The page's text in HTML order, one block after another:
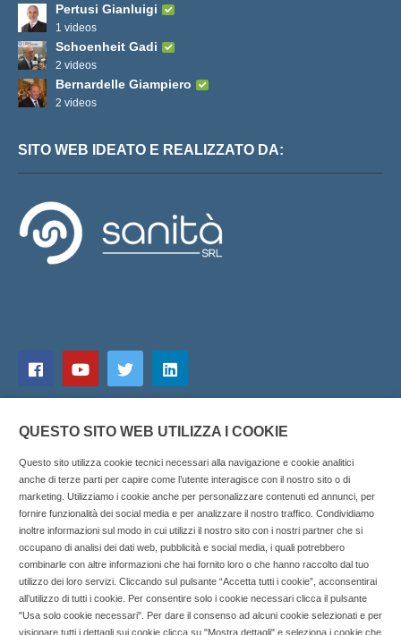
Pertusi Gianluigi
1 videos
Schoenheit Gadi
2 videos
Bernardelle Giampiero
2 videos
SITO WEB IDEATO E REALIZZATO DA:
Copyright © 2025 SOCIALFARMA - La piattaforma web per i
professionisti della farmacia. Tutti i diritti riservati.
Socialfarma.it è un marchio di Sanità S.r.l. Largo San
Francesco, 19 - 73041 Carmiano (LE) - Tel: 0832.093720 Cell:
QUESTO SITO WEB UTILIZZA I COOKIE
Questo sito utilizza cookie tecnici necessari alla navigazione e cookie analitici
anche di terze parti per capire come l’utente interagisce con il nostro sito o di
marketing. Utilizziamo i cookie anche per personalizzare contenuti ed annunci, per
fornire funzionalità dei social media e per analizzare il nostro traffico. Condividiamo
inoltre informazioni sul modo in cui utilizzi il nostro sito con i nostri partner che si
occupano di analisi dei dati web, pubblicità e social media, i quali potrebbero
combinarle con altre informazioni che hai fornito loro o che hanno raccolto dal tuo
utilizzo dei loro servizi. Cliccando sul pulsante “Accetta tutti i cookie”, acconsentirai
all’utilizzo di tutti i cookie. Per consentire solo i cookie necessari clicca il pulsante
"Usa solo cookie necessari". Per dare il consenso ad alcuni cookie selezionati e per
visionare tutti i dettagli sui cookie clicca su "Mostra dettagli" e seleziona i cookie che